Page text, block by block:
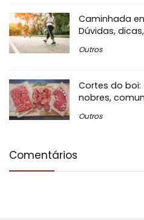
Caminhada
Dúvidas,
Outros
Cortes do
nobres,
Outros
Comentários